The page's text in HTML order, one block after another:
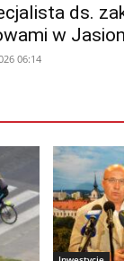
ds.
w
06:14